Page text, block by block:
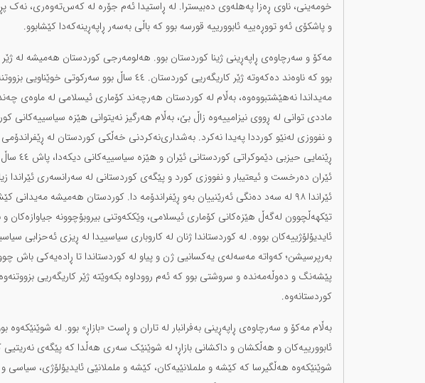
خومەینی، ناوی ڕەزا پەهلەوی دەبیسترا. لە ڕاستیدا ئەم جۆرە لە کەس‌تەوەری، نەک
و پاشکۆی ئەو تووڕەییە ئابوورییە قورسە بوو کە باڵی بەسەر ڕاپەڕینەکەدا کێشابوو.
مەکۆ و سەرچاوەی ڕاپەڕینی ژینا کوردستان بوو. هەلومەرجی کوردستان هەمیشە لە ژێر
بوو کە ناوەند دەکەوتە ژێر کاریگەریی کوردستان. ٤٤ ساڵ
مەیداندا نەهێشتبووەوە، بەڵام لە کوردستان هەرچەند کۆماری ئیسلامی لە ماوەی
ماددی توانی لە ڕووی نیزامییەوە زاڵ بێ، بەڵام هەرگیز نەیتوانی هێزە سیاسییەکانی
ڕێنمایی
ئێران دەرخست و ئیعتیبار و نفووزی کورد و پێگەی کوردستانی لە سەرانسەری ئێراندا
ئێراندا ٩٨ لە سەد دەنگی ئەرێنییان بەو ڕێفراندۆمە دا. کوردستان هەمیشە
تێکهەڵچوون لەگەڵ هێزەکانی کۆماری ئیسلامی، وێککەوتنی بیروبۆچوونە جیاوازەکان
ئایدیۆلۆژییەکان بووە. لە کوردستاندا ژنان لە کاروباری سیاسییدا لە ڕیزی ئەحزابی
بەرپرسیشن؛ کەواتە مەسەلەی یەکسانیی ژن و پیاو لە کوردستاندا تا ڕادەیەکی باش
پێشەنگ و دەوڵەمەندە و سروشتی بوو کە ئەم رووداوە بکەوێتە ژێر کاریگەریی
کوردستانەوە.
بەڵام مەکۆ و سەرچاوەی ڕاپەڕینی بەفرانبار لە تاران و ڕاست «بازاڕ» بوو. لە شوێنێکەوە
ئابوورییەکان و هەڵکشان و داکشانی بازاڕ؛ لە شوێنێک سەری هەڵدا کە پێگەی نەریتیی
شوێنێکەوە هەڵگیرسا کە کێشە و ململانێیەکان، کێشە و ململانێی ئایدیۆلۆژی، سیاسی